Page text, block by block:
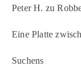
Peter H. zu
Eine Platte
Suchens